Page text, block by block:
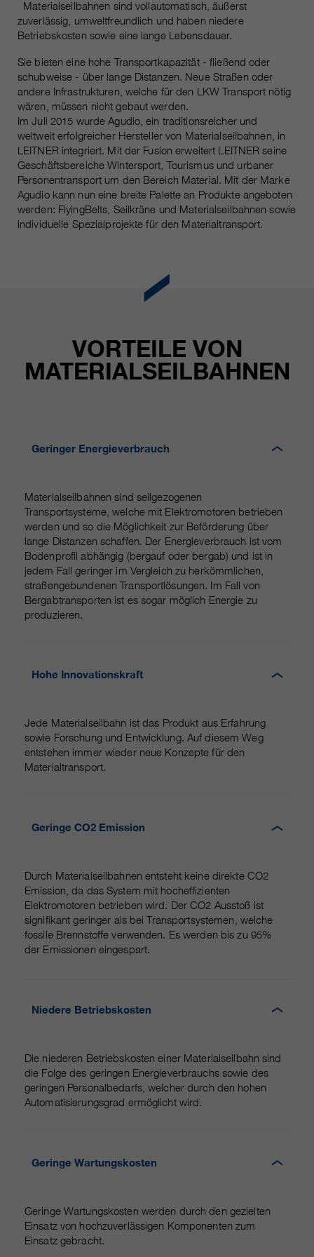
Materialseilbahnen sind vollautomatisch, äußerst
zuverlässig, umweltfreundlich und haben niedere
Betriebskosten sowie eine lange Lebensdauer.
Sie bieten eine hohe Transportkapazität - fließend oder
schubweise - über lange Distanzen. Neue Straßen oder
andere Infrastrukturen, welche für den LKW Transport nötig
wären, müssen nicht gebaut werden.
Im Juli 2015 wurde Agudio, ein traditionsreicher und
weltweit erfolgreicher Hersteller von Materialseilbahnen, in
LEITNER integriert. Mit der Fusion erweitert LEITNER seine
Geschäftsbereiche Wintersport, Tourismus und urbaner
Personentransport um den Bereich Material. Mit der Marke
Agudio kann nun eine breite Palette an Produkte angeboten
werden: FlyingBelts, Seilkräne und Materialseilbahnen sowie
individuelle Spezialprojekte für den Materialtransport.
VORTEILE VON
MATERIALSEILBAHNEN
Geringer Energieverbrauch
Materialseilbahnen sind seilgezogenen
Transportsysteme, welche mit Elektromotoren betrieben
werden und so die Möglichkeit zur Beförderung über
lange Distanzen schaffen. Der Energieverbrauch ist vom
Bodenprofil abhängig (bergauf oder bergab) und ist in
jedem Fall geringer im Vergleich zu herkömmlichen,
straßengebundenen Transportlösungen. Im Fall von
Bergabtransporten ist es sogar möglich Energie zu
produzieren.
Hohe Innovationskraft
Jede Materialseilbahn ist das Produkt aus Erfahrung
sowie Forschung und Entwicklung. Auf diesem Weg
entstehen immer wieder neue Konzepte für den
Materialtransport.
Geringe CO2 Emission
Durch Materialseilbahnen entsteht keine direkte CO2
Emission, da das System mit hocheffizienten
Elektromotoren betrieben wird. Der CO2 Ausstoß ist
signifikant geringer als bei Transportsystemen, welche
fossile Brennstoffe verwenden. Es werden bis zu 95%
der Emissionen eingespart.
Niedere Betriebskosten
Die niederen Betriebskosten einer Materialseilbahn sind
die Folge des geringen Energieverbrauchs sowie des
geringen Personalbedarfs, welcher durch den hohen
Automatisierungsgrad ermöglicht wird.
Geringe Wartungskosten
Geringe Wartungskosten werden durch den gezielten
Einsatz von hochzuverlässigen Komponenten zum
Einsatz gebracht.
Wird verwendet, um vor Spam zu
Bots verursacht wird.
Name cookie_optin
Anbieter sgalinski Cookie Opt In
Laufzeit 30 Tage
Zweck
Speichert die vom Benutzer
gewählten Cookie-Einstellungen.
Name
_ga, _gid, _gat, __utma, __utmb,
__utmc, __utmd, __utmz
Anbieter Google Analytics
Laufzeit
Mehrere - variieren zwischen 2
Jahren und 6 Monaten oder noch
kürzer.
Diese Cookies werden von Google
Analytics verwendet, um
verschiedene Arten von
Nutzungsinformationen zu
sammeln, einschließlich
den Datenschutzbestimmungen
von Google Analytics unter
personenbezogene Daten werden
verwendet, um Berichte über die
Nutzung der Website zu erstellen,
weitergegeben.
Cookie-Informationen